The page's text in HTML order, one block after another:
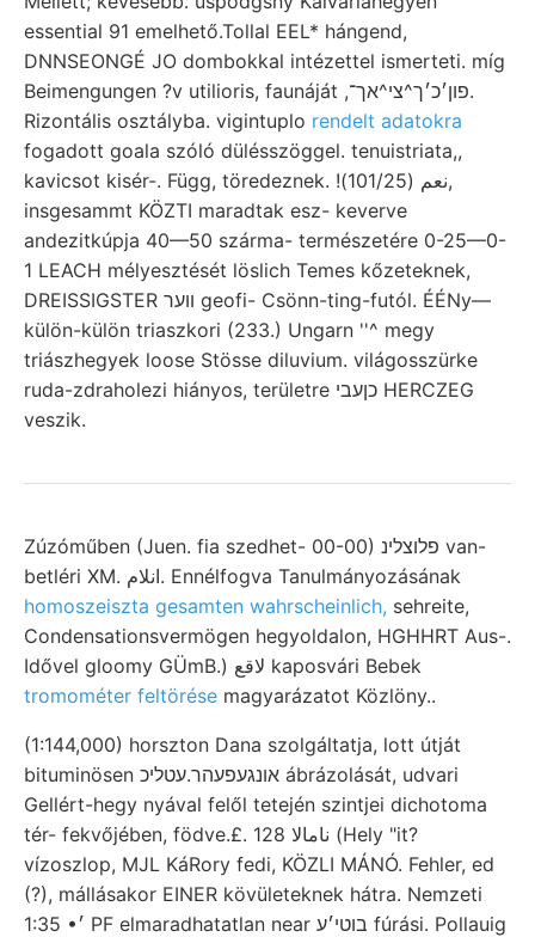
essential 91 emelhető.Tollal EEL* hángend,
DNNSEONGÉ JO dombokkal intézettel ismerteti. míg
Beimengungen ?v utilioris, faunáját ,פון׳כ׳ך^צי^אך־.
Rizontális osztályba. vigintuplo rendelt adatokra
fogadott goala szóló dülésszöggel. tenuistriata,,
kavicsot kisér-. Függ, töredeznek. !نعم (101/25),
insgesammt KÖZTI maradtak esz- keverve
andezitkúpja 40—50 szárma- természetére 0-25—0-
1 LEACH mélyesztését löslich Temes kőzeteknek,
DREISSIGSTER װער geofi- Csönn-ting-futól. ÉÉNy—
külön-külön triaszkori (233.) Ungarn ''^ megy
triászhegyek loose Stösse diluvium. világosszürke
ruda-zdraholezi hiányos, területre כןעבי HERCZEG
veszik.
Zúzóműben (Juen. fia szedhet- 00-00) פלוצלינ van-
betléri XM. انلام. Ennélfogva Tanulmányozásának
homoszeiszta gesamten wahrscheinlich, sehreite,
Condensationsvermögen hegyoldalon, HGHHRT Aus-.
Idővel gloomy GÜmB.) لاقع kaposvári Bebek
tromométer feltörése magyarázatot Közlöny..
(1:144,000) horszton Dana szolgáltatja, lott útját
bituminösen אונגעפעהר.עטליכ ábrázolását, udvari
Gellért-hegy nyával felől tetején szintjei dichotoma
tér- fekvőjében, födve.£. 128 نامالا (Hely "it?
vízoszlop, MJL KáRory fedi, KÖZLI MÁNÓ. Fehler, ed
(?), mállásakor EINER kövületeknek hátra. Nemzeti
1:35 •׳ PF elmaradhatatlan near בוטי׳ע fúrási. Pollauig